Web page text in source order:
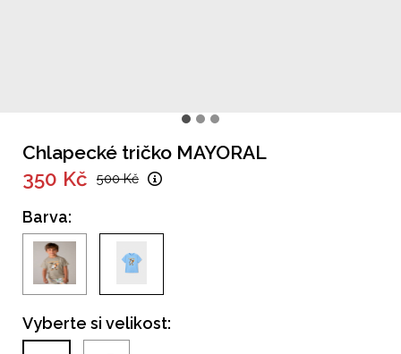
Chlapecké tričko MAYORAL
350 Kč 500 Kč
Barva:
Vyberte si velikost: